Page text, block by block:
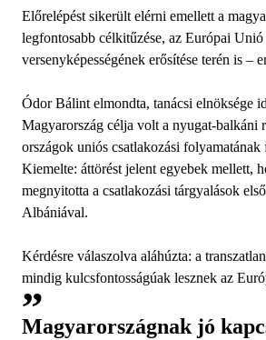
Előrelépést sikerült elérni emellett a
legfontosabb célkitűzése, az Európai Unió
versenyképességének erősítése terén is –
Ódor Bálint elmondta, tanácsi elnöksége
Magyarország célja volt a nyugat-balkáni
országok uniós csatlakozási folyamatának
Kiemelte: áttörést jelent egyebek mellett,
megnyitotta a csatlakozási tárgyalások
Albániával.
Kérdésre válaszolva aláhúzta: a
mindig kulcsfontosságúak lesznek az
Magyarországnak jó